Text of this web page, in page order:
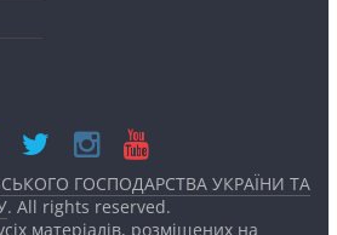
ГОСПОДАРСТВА УКРАЇНИ ТА
. All rights reserved.
матеріалів, розміщених на